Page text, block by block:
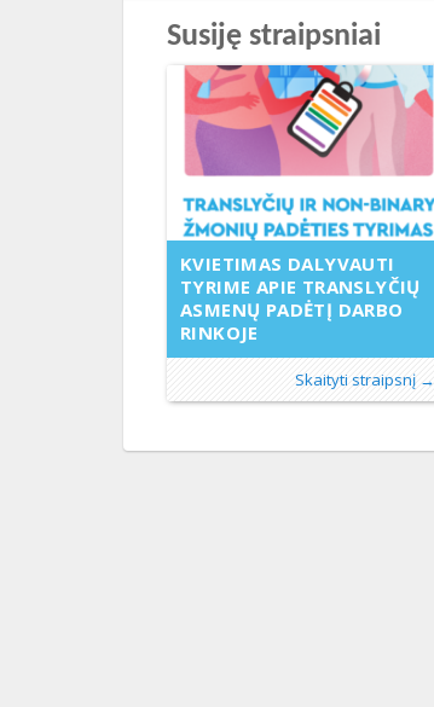
Susiję straipsniai
KVIETIMAS DALYVAUTI
TYRIME APIE TRANSLYČIŲ
ASMENŲ PADĖTĮ DARBO
RINKOJE
Skaityti straipsnį →